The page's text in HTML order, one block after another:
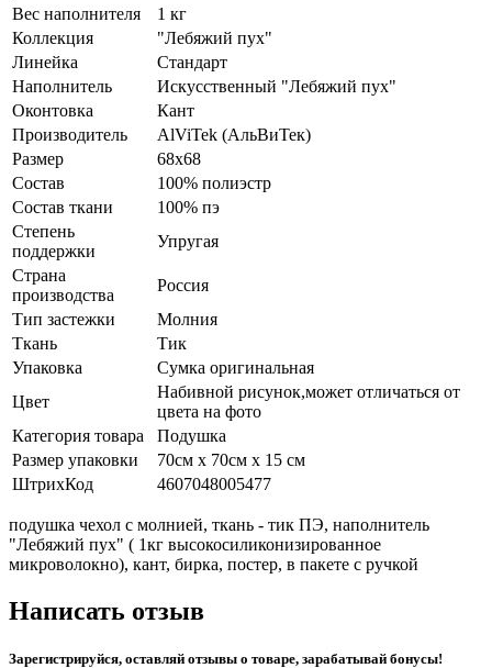
Вес наполнителя
1 кг
Коллекция
"Лебяжий пух"
Линейка
Стандарт
Наполнитель
Искусственный "Лебяжий пух"
Оконтовка
Кант
Производитель
AlViTek (АльВиТек)
Размер
68х68
Состав
100% полиэстр
Состав ткани
100% пэ
Степень
поддержки
Упругая
Страна
производства
Россия
Тип застежки
Молния
Ткань
Тик
Упаковка
Сумка оригинальная
Цвет
Набивной рисунок,может отличаться от
цвета на фото
Категория товара
Подушка
Размер упаковки
70см х 70см х 15 см
ШтрихКод
4607048005477
подушка чехол с молнией, ткань - тик ПЭ, наполнитель
"Лебяжий пух" ( 1кг высокосиликонизированное
микроволокно), кант, бирка, постер, в пакете с ручкой
Написать отзыв
Зарегистрируйся, оставляй отзывы о товаре, зарабатывай бонусы!